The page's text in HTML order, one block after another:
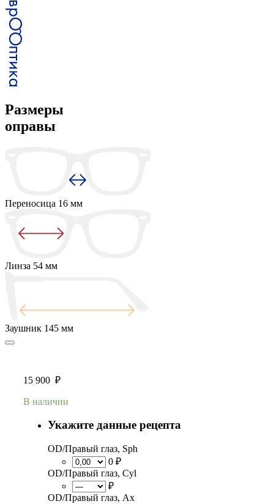
Размеры
оправы
Переносица 16 мм
Линза 54 мм
Заушник 145 мм
15 900 ₽
В наличии
Укажите данные рецепта
OD/Правый глаз, Sph
0 ₽
OD/Правый глаз, Cyl
₽
OD/Правый глаз, Ax